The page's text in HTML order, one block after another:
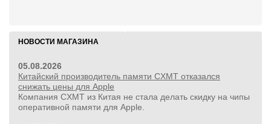
НОВОСТИ МАГАЗИНА
05.08.2026
Китайский производитель памяти CXMT отказался
снижать цены для Apple
Компания CXMT из Китая не стала делать скидку на чипы
оперативной памяти для Apple.